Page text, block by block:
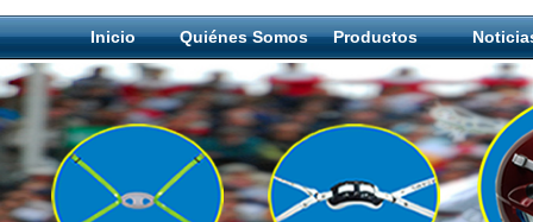
Inicio Quiénes Somos Productos